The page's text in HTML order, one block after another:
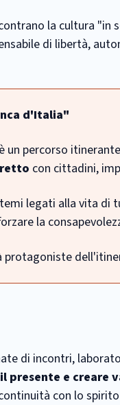
la cultura "in
di libertà,
d'Italia"
un percorso
con cittadini,
legati alla vita di
la
di incontri,
presente e creare
con lo